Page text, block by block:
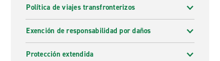
Política de viajes transfronterizos
Exención de responsabilidad por daños
Protección extendida